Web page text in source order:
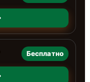
Бесплатно